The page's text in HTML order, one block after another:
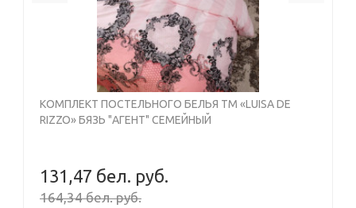
КОМПЛЕКТ ПОСТЕЛЬНОГО БЕЛЬЯ ТМ «LUISA DE
RIZZO» БЯЗЬ "АГЕНТ" СЕМЕЙНЫЙ
131,47 бел. руб.
164,34 бел. руб.